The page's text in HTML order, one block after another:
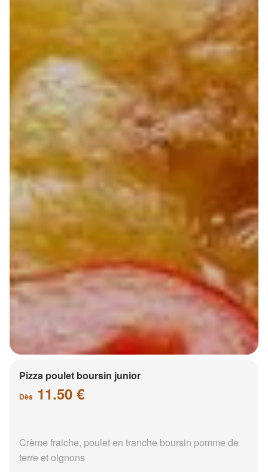
Pizza poulet boursin junior
Dès 11.50 €
Crème fraiche, poulet en tranche boursin pomme de
terre et oignons